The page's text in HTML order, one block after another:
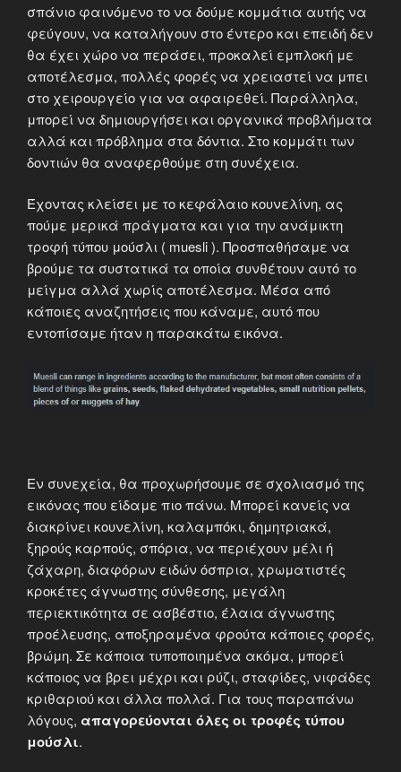
σπάνιο φαινόμενο το να δούμε κομμάτια αυτής να
φεύγουν, να καταλήγουν στο έντερο και επειδή δεν
θα έχει χώρο να περάσει, προκαλεί εμπλοκή με
αποτέλεσμα, πολλές φορές να χρειαστεί να μπει
στο χειρουργείο για να αφαιρεθεί. Παράλληλα,
μπορεί να δημιουργήσει και οργανικά προβλήματα
αλλά και πρόβλημα στα δόντια. Στο κομμάτι των
δοντιών θα αναφερθούμε στη συνέχεια.
Έχοντας κλείσει με το κεφάλαιο κουνελίνη, ας
πούμε μερικά πράγματα και για την ανάμικτη
τροφή τύπου μούσλι ( muesli ). Προσπαθήσαμε να
βρούμε τα συστατικά τα οποία συνθέτουν αυτό το
μείγμα αλλά χωρίς αποτέλεσμα. Μέσα από
κάποιες αναζητήσεις που κάναμε, αυτό που
εντοπίσαμε ήταν η παρακάτω εικόνα.
Εν συνεχεία, θα προχωρήσουμε σε σχολιασμό της
εικόνας που είδαμε πιο πάνω. Μπορεί κανείς να
διακρίνει κουνελίνη, καλαμπόκι, δημητριακά,
ξηρούς καρπούς, σπόρια, να περιέχουν μέλι ή
ζάχαρη, διαφόρων ειδών όσπρια, χρωματιστές
κροκέτες άγνωστης σύνθεσης, μεγάλη
περιεκτικότητα σε ασβέστιο, έλαια άγνωστης
προέλευσης, αποξηραμένα φρούτα κάποιες φορές,
βρώμη. Σε κάποια τυποποιημένα ακόμα, μπορεί
κάποιος να βρει μέχρι και ρύζι, σταφίδες, νιφάδες
κριθαριού και άλλα πολλά. Για τους παραπάνω
λόγους, απαγορεύονται όλες οι τροφές τύπου
μούσλι.